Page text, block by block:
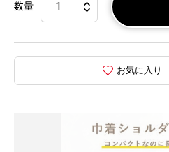
数量
お気に入り